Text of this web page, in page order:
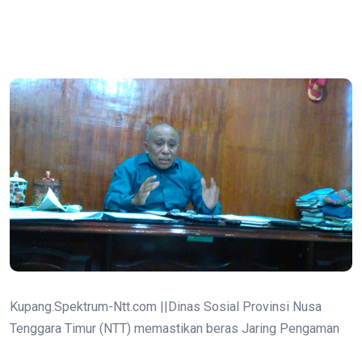
Kupang.Spektrum-Ntt.com ||Dinas Sosial Provinsi Nusa
Tenggara Timur (NTT) memastikan beras Jaring Pengaman